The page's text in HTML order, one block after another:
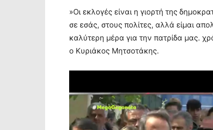
»Οι εκλογές είναι η γιορτή της
σε εσάς, στους πολίτες, αλλά είμαι
καλύτερη μέρα για την πατρίδα μας.
ο Κυριάκος Μητσοτάκης.